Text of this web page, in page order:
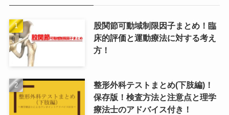
股関節可動域制限因子まとめ！臨
床的評価と運動療法に対する考え
方！
整形外科テストまとめ(下肢編)！
保存版！検査方法と注意点と理学
療法士のアドバイス付き！